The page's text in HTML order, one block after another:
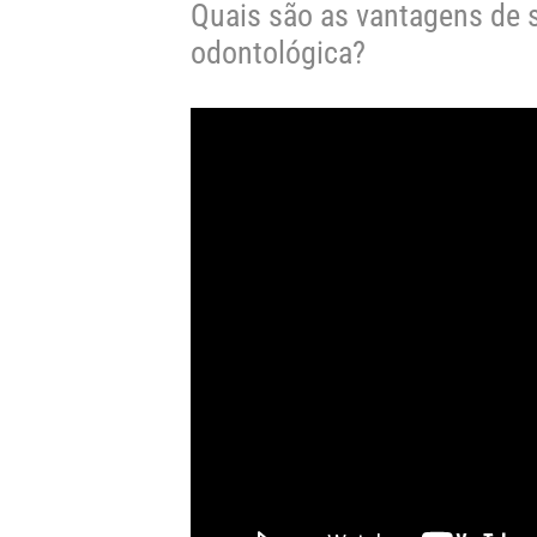
Quais são as vantagens de
odontológica?